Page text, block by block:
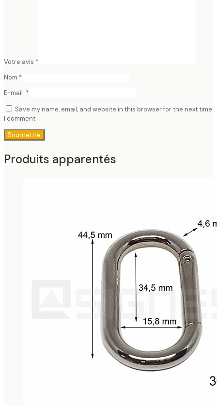
Votre avis *
Nom *
E-mail *
Save my name, email, and website in this browser for the next time
I comment.
Produits apparentés